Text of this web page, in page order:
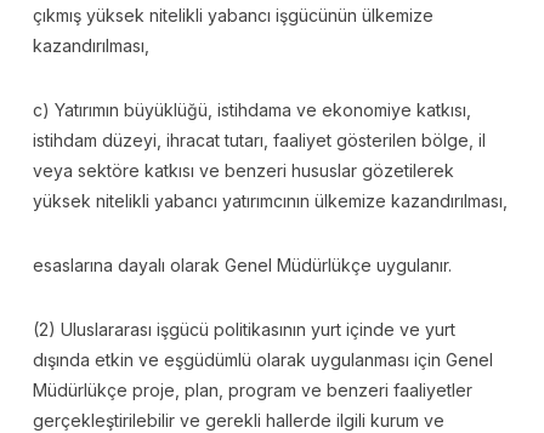
çıkmış yüksek nitelikli yabancı işgücünün ülkemize
kazandırılması,
c) Yatırımın büyüklüğü, istihdama ve ekonomiye katkısı,
istihdam düzeyi, ihracat tutarı, faaliyet gösterilen bölge, il
veya sektöre katkısı ve benzeri hususlar gözetilerek
yüksek nitelikli yabancı yatırımcının ülkemize kazandırılması,
esaslarına dayalı olarak Genel Müdürlükçe uygulanır.
(2) Uluslararası işgücü politikasının yurt içinde ve yurt
dışında etkin ve eşgüdümlü olarak uygulanması için Genel
Müdürlükçe proje, plan, program ve benzeri faaliyetler
gerçekleştirilebilir ve gerekli hallerde ilgili kurum ve